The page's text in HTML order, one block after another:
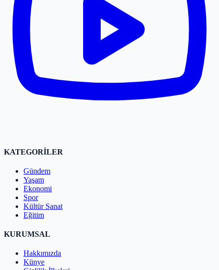
KATEGORİLER
Gündem
Yaşam
Ekonomi
Spor
Kültür Sanat
Eğitim
KURUMSAL
Hakkımızda
Künye